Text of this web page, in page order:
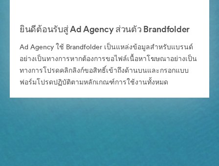
ยินดีต้อนรับสู่ Ad Agency ส่วนตัว Brandfolder
Ad Agency ใช้ Brandfolder เป็นแหล่งข้อมูลสำหรับแบรนด์
อย่างเป็นทางการหากต้องการขอไฟล์เนื้อหาโฆษณาอย่างเป็น
ทางการโปรดคลิกลิงก์ขอสิทธิ์เข้าถึงด้านบนและกรอกแบบ
ฟอร์มโปรดปฏิบัติตามหลักเกณฑ์การใช้งานทั้งหมด